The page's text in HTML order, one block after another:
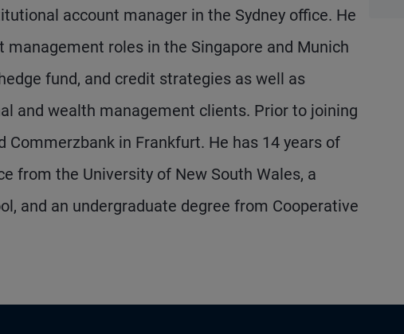
account manager in the Sydney office. He
roles in the Singapore and Munich
fund, and credit strategies as well as
and wealth management clients. Prior to joining
Commerzbank in Frankfurt. He has 14 years of
from the University of New South Wales, a
and an undergraduate degree from Cooperative